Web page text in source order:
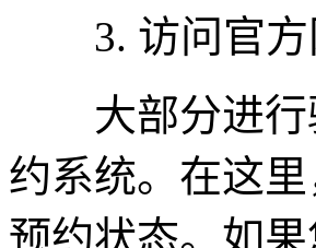
3. 访问官方
大部分进行
约系统。在这
预约状态。如